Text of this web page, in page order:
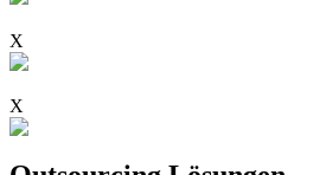
X
X